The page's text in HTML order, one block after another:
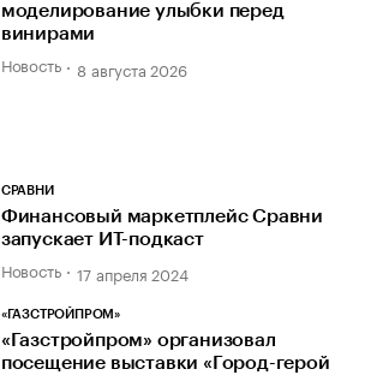
моделирование улыбки перед
винирами
Новость 8 августа 2026
СРАВНИ
Финансовый маркетплейс Сравни
запускает ИТ-подкаст
Новость 17 апреля 2024
«ГАЗСТРОЙПРОМ»
«Газстройпром» организовал
посещение выставки «Город-герой